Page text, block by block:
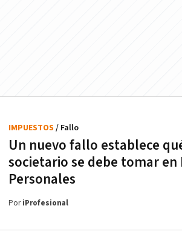
Un nuevo fallo establece
societario se debe tomar en
Personales
IMPUESTOS / Fallo
PoriProfesional